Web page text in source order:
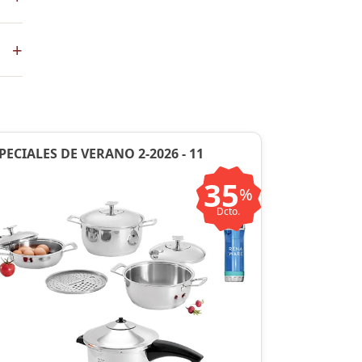
+
DE VERANO 2-2026 - 11
35%
Dcto.